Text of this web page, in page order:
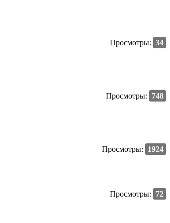
Просмотры: 34
Просмотры: 748
Просмотры: 1924
Просмотры: 72